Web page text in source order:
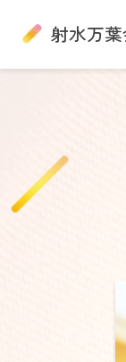
射水万